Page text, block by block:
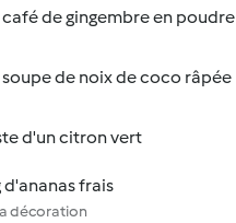
café de gingembre en poudre
soupe de noix de coco râpée
d'un citron vert
d'ananas frais
décoration